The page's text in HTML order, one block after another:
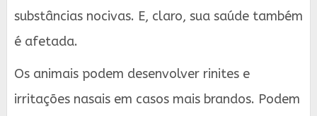
substâncias nocivas. E, claro, sua saúde também
é afetada.
Os animais podem desenvolver rinites e
irritações nasais em casos mais brandos. Podem